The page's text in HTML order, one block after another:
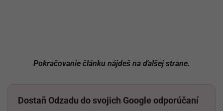
Pokračovanie článku nájdeš na ďalšej strane.
Dostaň Odzadu do svojich Google odporúčaní